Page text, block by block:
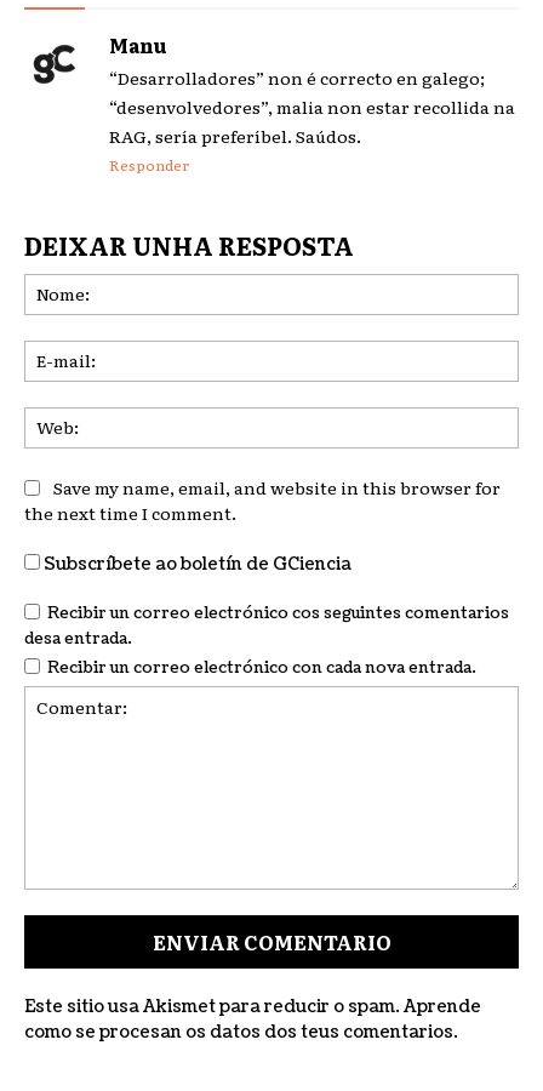
Manu
“Desarrolladores” non é correcto en galego;
“desenvolvedores”, malia non estar recollida na
RAG, sería preferíbel. Saúdos.
Responder
DEIXAR UNHA RESPOSTA
Save my name, email, and website in this browser for
the next time I comment.
Subscríbete ao boletín de GCiencia
Recibir un correo electrónico cos seguintes comentarios
desa entrada.
Recibir un correo electrónico con cada nova entrada.
Este sitio usa Akismet para reducir o spam. Aprende
como se procesan os datos dos teus comentarios.